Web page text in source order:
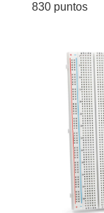
830 puntos